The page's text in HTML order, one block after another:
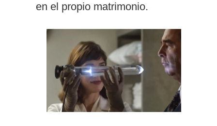
en el propio matrimonio.